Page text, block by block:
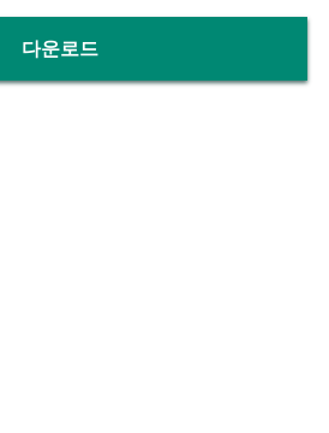
다운로드